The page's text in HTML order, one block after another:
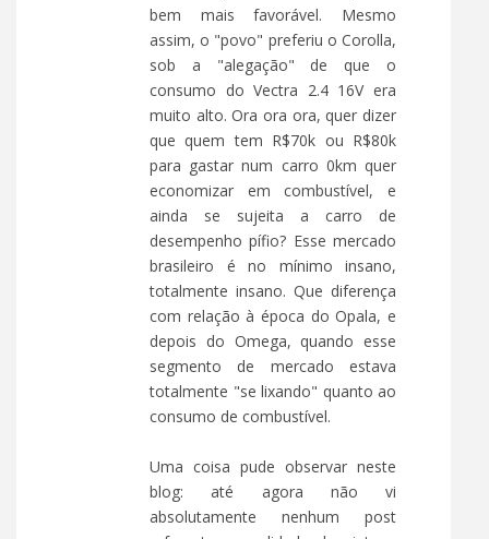
bem mais favorável. Mesmo
assim, o "povo" preferiu o Corolla,
sob a "alegação" de que o
consumo do Vectra 2.4 16V era
muito alto. Ora ora ora, quer dizer
que quem tem R$70k ou R$80k
para gastar num carro 0km quer
economizar em combustível, e
ainda se sujeita a carro de
desempenho pífio? Esse mercado
brasileiro é no mínimo insano,
totalmente insano. Que diferença
com relação à época do Opala, e
depois do Omega, quando esse
segmento de mercado estava
totalmente "se lixando" quanto ao
consumo de combustível.
Uma coisa pude observar neste
blog: até agora não vi
absolutamente nenhum post